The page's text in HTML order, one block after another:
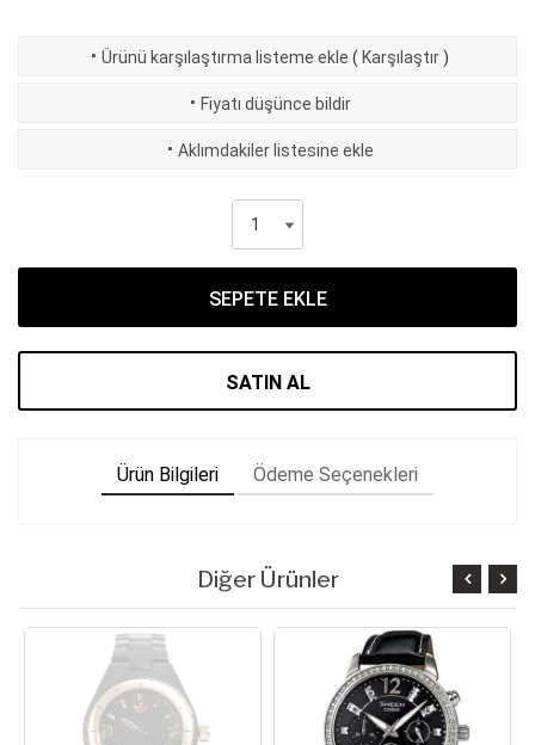
· Ürünü karşılaştırma listeme ekle (Karşılaştır)
· Fiyatı düşünce bildir
· Aklımdakiler listesine ekle
SEPETE EKLE
SATIN AL
Ürün Bilgileri Ödeme Seçenekleri
Diğer Ürünler